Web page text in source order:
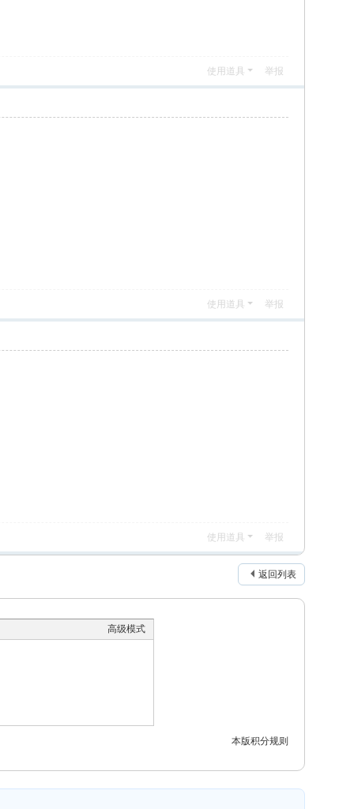
使用道具 举报
使用道具 举报
使用道具 举报
返回列表
高级模式
本版积分规则